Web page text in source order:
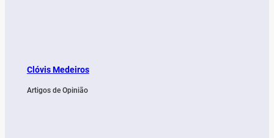
Clóvis Medeiros
Artigos de Opinião